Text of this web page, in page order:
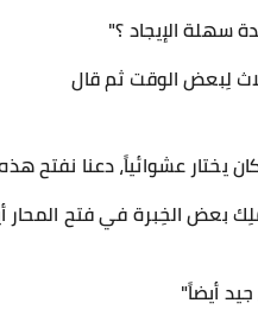
سهلة الإيجاد ؟"
لِبعض الوقت ثم قال
يختار عشوائياً، دعنا نفتح
بعض الخِبرة في فتح المحار
أيضاً"